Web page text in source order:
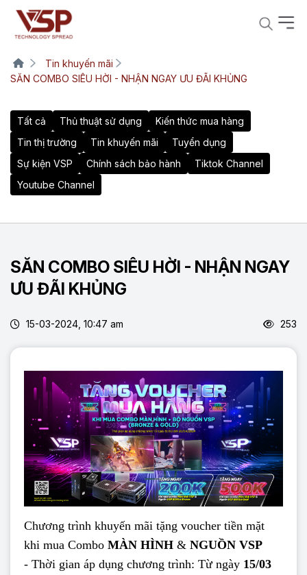
Tin khuyến mãi
SĂN COMBO SIÊU HỜI - NHẬN NGAY ƯU ĐÃI KHỦNG
Tất cả Thủ thuật sử dụng
Kiến thức mua hàng
Tin thị trường
Tin khuyến mãi
Tuyển dụng
Sự kiện VSP
Chính sách bảo hành
Tiktok Channel
Youtube Channel
SĂN COMBO SIÊU HỜI - NHẬN NGAY
ƯU ĐÃI KHỦNG
15-03-2024, 10:47 am 253
Chương trình khuyến mãi tặng voucher tiền mặt
khi mua Combo MÀN HÌNH & NGUỒN VSP
- Thời gian áp dụng chương trình: Từ ngày 15/03